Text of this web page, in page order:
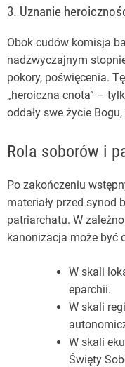
3. Uznanie
Obok cudów komisja
nadzwyczajnym
pokory, poświęcenia.
„heroiczna cnota” –
oddały swe życie
Rola soborów i
Po zakończeniu
materiały przed synod
patriarchatu. W
kanonizacja może być
W skali
eparchii.
W skali
W skali
Święty